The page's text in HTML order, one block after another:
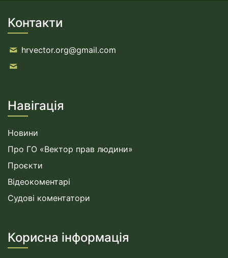
Контакти
hrvector.org@gmail.com
Навігація
Новини
Про ГО «Вектор прав людини»
Проєкти
Відеокоментарі
Судові коментатори
Корисна інформація